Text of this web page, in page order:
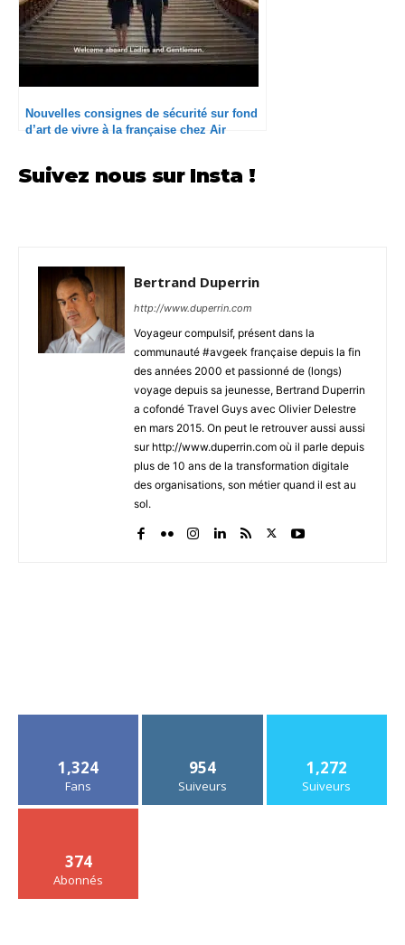
Nouvelles consignes de sécurité sur fond
d’art de vivre à la française chez Air
Suivez nous sur Insta !
Bertrand Duperrin
http://www.duperrin.com
Voyageur compulsif, présent dans la
communauté #avgeek française depuis la fin
des années 2000 et passionné de (longs)
voyage depuis sa jeunesse, Bertrand Duperrin
a cofondé Travel Guys avec Olivier Delestre
en mars 2015. On peut le retrouver aussi aussi
sur http://www.duperrin.com où il parle depuis
plus de 10 ans de la transformation digitale
des organisations, son métier quand il est au
sol.
1,324
Fans
954
Suiveurs
1,272
Suiveurs
374
Abonnés